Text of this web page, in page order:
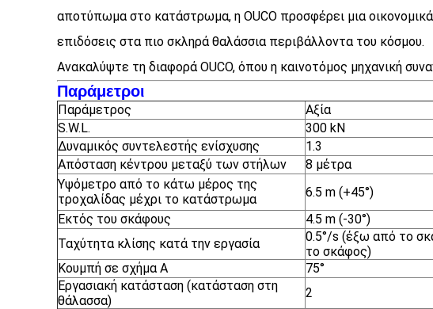
αποτύπωμα στο κατάστρωμα, η OUCO προσφέρει μια
επιδόσεις στα πιο σκληρά θαλάσσια περιβάλλοντα του κόσμου.
Ανακαλύψτε τη διαφορά OUCO, όπου η καινοτόμος μηχανική
Παράμετροι
Παράμετρος
Αξία
S.W.L.
300 kN
Δυναμικός συντελεστής ενίσχυσης
1.3
Απόσταση κέντρου μεταξύ των στήλων
8 μέτρα
Υψόμετρο από το κάτω μέρος της
τροχαλίδας μέχρι το κατάστρωμα
6.5 m (+45°)
Εκτός του σκάφους
4.5 m (-30°)
Ταχύτητα κλίσης κατά την εργασία
0.5°/s (έξω από το
το σκάφος)
Κουμπή σε σχήμα Α
75°
Εργασιακή κατάσταση (κατάσταση στη
θάλασσα)
2